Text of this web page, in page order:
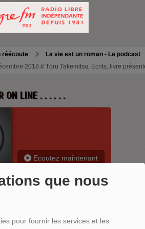
que nous
pour fournir les services et les
réécoute
La vie est un roman - Le podcast
2018 # Tōru Takemitsu, Ecrits, livre
ON LINE . . . . . .
Ecoutez maintenant